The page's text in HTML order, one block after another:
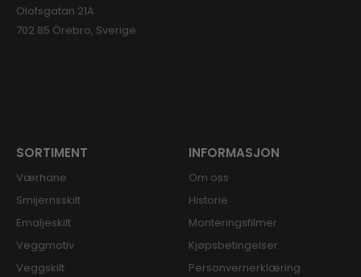
Olofsgatan 21A
702 85 Örebro, Sverige
SORTIMENT
Værhane
Smijernsskilt
Emaljeskilt
Veggmotiv
Veggskilt
INFORMASJON
Om oss
Historie
Monteringsfilmer
Kjøpsbetingelser
Personvernerklæring